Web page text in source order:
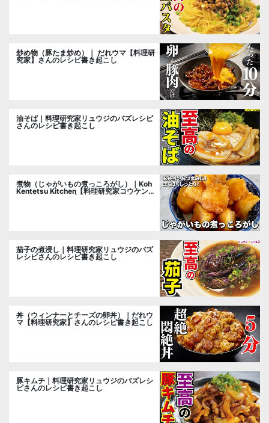
炒め物（豚たま炒め）｜ だれウマ【料理研
究家】さんのレシピ書き起こし
油そば｜料理研究家リュウジのバズレシピ
さんのレシピ書き起こし
煮物（じゃがいもの煮っころがし）｜Koh
Kentetsu Kitchen【料理研究家コウケンテ
茄子の煮浸し｜料理研究家リュウジのバズ
レシピさんのレシピ書き起こし
丼（ウィンナーとチーズの卵丼）｜だれウ
マ【料理研究家】さんのレシピ書き起こし
豚キムチ｜料理研究家リュウジのバズレシ
ピさんのレシピ書き起こし